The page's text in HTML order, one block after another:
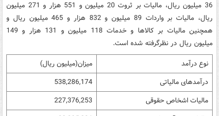
36 میلیون ریال، مالیات بر ثروت 20 میلیون و 551 هزار و 271 میلیون
ریال، مالیات بر واردات 89 میلیون و 832 هزار و 465 میلیون ریال و
همچنین مالیات بر کالاها و خدمات 118 میلیون و 131 هزار و 149
میلیون ریال در نظرگرفته شده است.
نوع درآمد
میزان(میلیون ریال)
درآمدهای مالیاتی
538,286,174
مالیات اشخاص حقوقی
227,376,253